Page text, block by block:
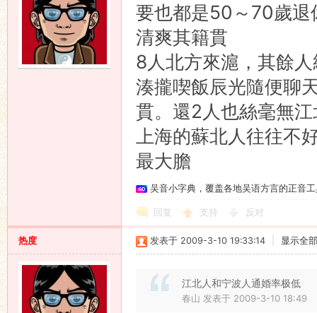
要也都是50～70歲退
清爽其籍貫
8人北方來滬，其餘
湊攏喫飯辰光隨便聊
貫。還2人也絲毫無
上海的蘇北人往往不
最大膽
吴音小字典，覆盖各地吴语方言的正音
回复 支持 反对
热度 发表于 2009-3-10 19:33:14 显示全
江北人和宁波人通婚率极低
春山 发表于 2009-3-10 18:49